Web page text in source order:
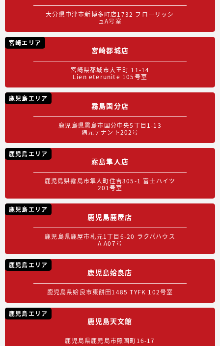
大分県中津市新博多町店1732 フローリッシ
ュA号室
宮崎エリア
宮崎都城店
宮崎県都城市大王町 11-14
Lien eterunite 105号室
鹿児島エリア
霧島国分店
鹿児島県霧島市国分中央5丁目1-13
隅元テナント202号
鹿児島エリア
霧島隼人店
鹿児島県霧島市隼人町住吉305-1 富士ハイツ
201号室
鹿児島エリア
鹿児島鹿屋店
鹿児島県鹿屋市札元1丁目6-20 ラクパハウス
A A07号
鹿児島エリア
鹿児島姶良店
鹿児島県姶良市東餅田1485 TYFK 102号室
鹿児島エリア
鹿児島天文館
鹿児島県鹿児島市照国町16-17